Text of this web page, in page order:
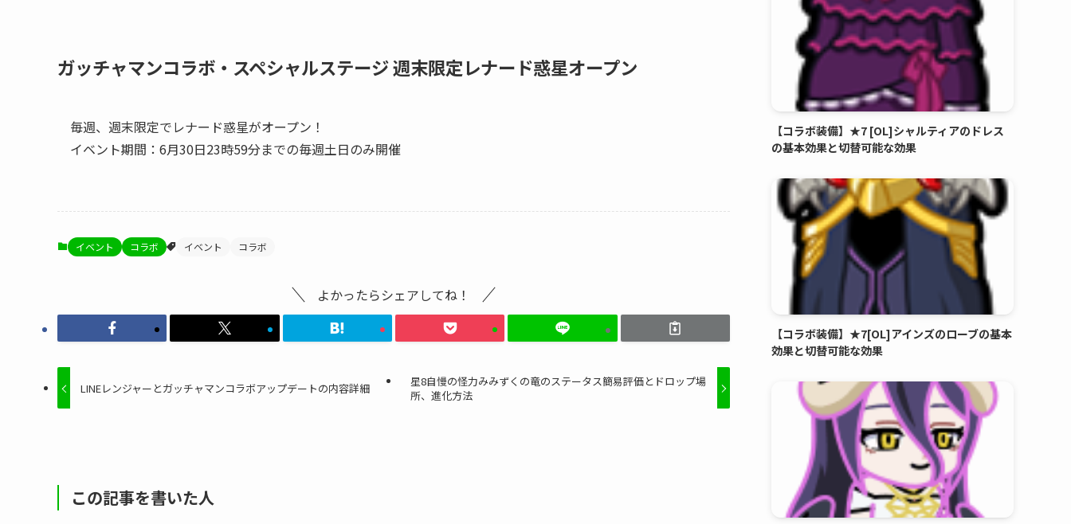
ガッチャマンコラボ・スペシャルステージ 週末限定レナード惑星オープン
毎週、週末限定でレナード惑星がオープン！
イベント期間：6月30日23時59分までの毎週土日のみ開催
イベント コラボ イベント コラボ
よかったらシェアしてね！
LINEレンジャーとガッチャマンコラボアップデートの内容詳細
星8自慢の怪力みみずくの竜のステータス簡易評価とドロップ場
所、進化方法
この記事を書いた人
【コラボ装備】★7 [OL]シャルティアのドレス
の基本効果と切替可能な効果
【コラボ装備】★7[OL]アインズのローブの基本
効果と切替可能な効果